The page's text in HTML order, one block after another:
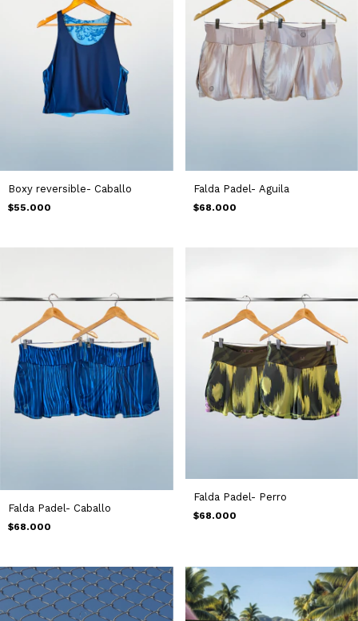
Boxy reversible- Caballo
$55.000
Falda Padel- Aguila
$68.000
Falda Padel- Caballo
$68.000
Falda Padel- Perro
$68.000